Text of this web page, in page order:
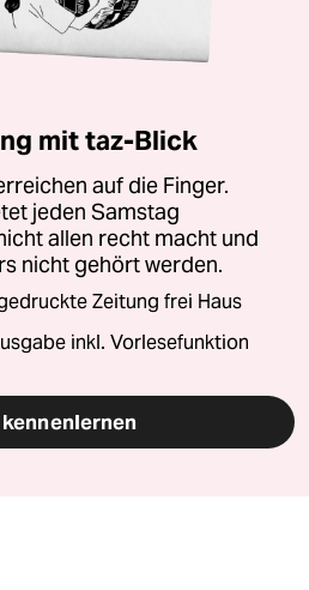
mit taz-Blick
auf die Finger.
jeden Samstag
allen recht macht und
nicht gehört werden.
Zeitung frei Haus
inkl. Vorlesefunktion